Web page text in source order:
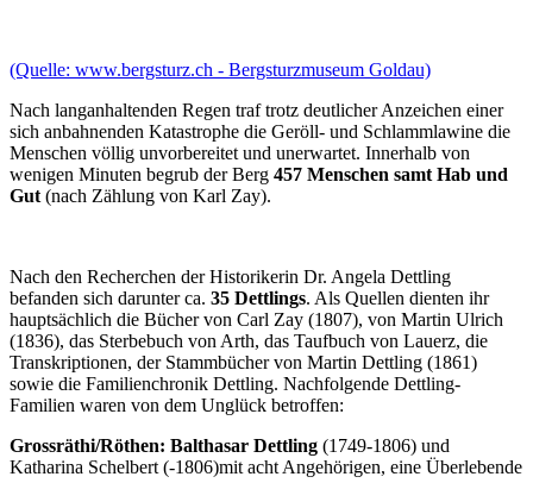
(Quelle: www.bergsturz.ch - Bergsturzmuseum Goldau)
Nach langanhaltenden Regen traf trotz deutlicher Anzeichen einer
sich anbahnenden Katastrophe die Geröll- und Schlammlawine die
Menschen völlig unvorbereitet und unerwartet. Innerhalb von
wenigen Minuten begrub der Berg 457 Menschen samt Hab und
Gut (nach Zählung von Karl Zay).
Nach den Recherchen der Historikerin Dr. Angela Dettling
befanden sich darunter ca. 35 Dettlings. Als Quellen dienten ihr
hauptsächlich die Bücher von Carl Zay (1807), von Martin Ulrich
(1836), das Sterbebuch von Arth, das Taufbuch von Lauerz, die
Transkriptionen, der Stammbücher von Martin Dettling (1861)
sowie die Familienchronik Dettling. Nachfolgende Dettling-
Familien waren von dem Unglück betroffen:
Grossräthi/Röthen: Balthasar Dettling (1749-1806) und
Katharina Schelbert (-1806)mit acht Angehörigen, eine Überlebende